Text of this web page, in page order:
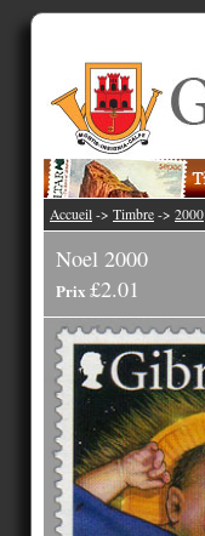
Accueil -> Timbre -> 2000
Noel 2000
Prix £2.01